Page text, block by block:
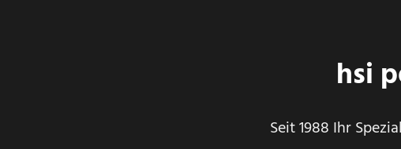
hsi
Seit 1988 Ihr